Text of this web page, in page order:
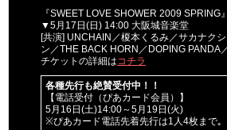
『SWEET LOVE SHOWER 2009 SPRING』
▼5月17日(日) 14:00 大阪城音楽堂
[共演] UNCHAIN／榎本くるみ／サカナクシ
ン／THE BACK HORN／DOPING PANDA
チケットの詳細はコチラ
各種先行も絶賛受付中！！
【電話受付（ぴあカード会員）】
5月16日(土)14:00～5月19日(火)
※ぴあカード電話先着先行は1人4枚まで｡